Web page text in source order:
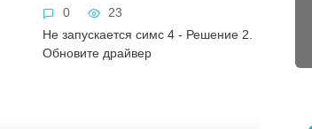
0 23
Не запускается симс 4 - Решение 2.
Обновите драйвер